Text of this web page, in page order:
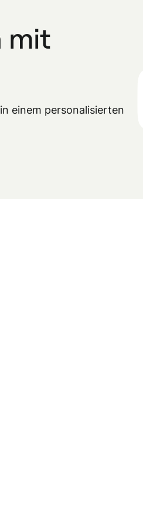
mit
einem personalisierten